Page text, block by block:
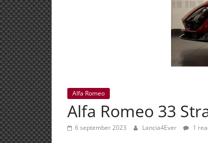
Alfa Romeo
Alfa Romeo 33
6 september 2023 Lancia4Ever 1